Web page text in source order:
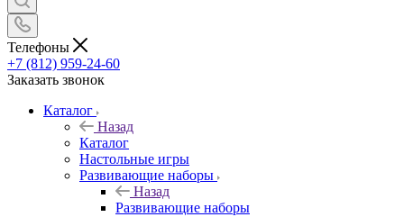
Телефоны
+7 (812) 959-24-60
Заказать звонок
Каталог
Назад
Каталог
Настольные игры
Развивающие наборы
Назад
Развивающие наборы